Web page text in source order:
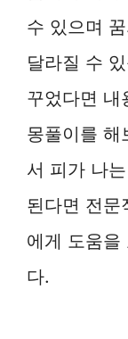
수 있으며
달라질 수
꾸었다면 내
몽풀이를 해
서 피가 나
된다면 전문
에게 도움을
다.